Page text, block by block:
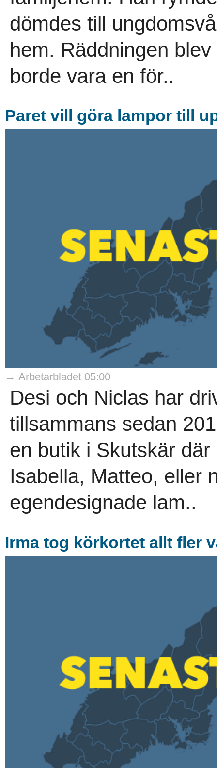
dömdes till
hem. Räddningen
borde vara en för..
Paret vill göra lampor till
→ Arbetarbladet 05:00
Desi och Niclas har
tillsammans sedan
en butik i Skutskär
Isabella, Matteo, eller
egendesignade lam..
Irma tog körkortet allt fler